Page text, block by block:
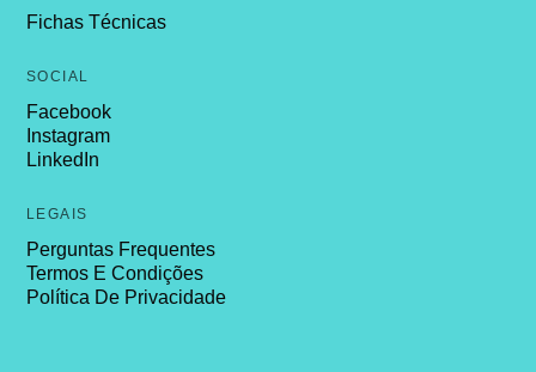
Fichas Técnicas
SOCIAL
Facebook
Instagram
LinkedIn
LEGAIS
Perguntas Frequentes
Termos E Condições
Política De Privacidade